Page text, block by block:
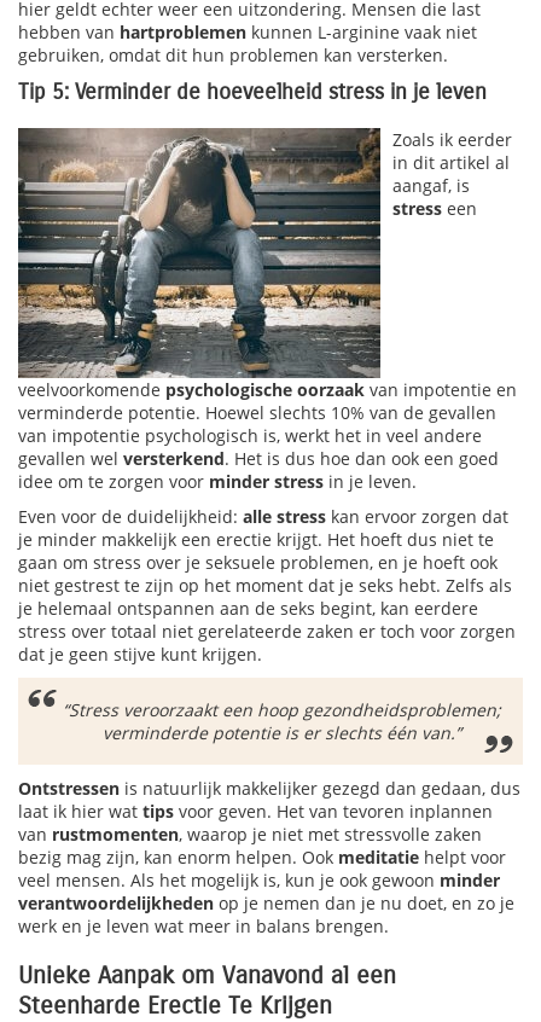
hier geldt echter weer een uitzondering. Mensen die last
hebben van hartproblemen kunnen L-arginine vaak niet
gebruiken, omdat dit hun problemen kan versterken.
Tip 5: Verminder de hoeveelheid stress in je leven
Zoals ik eerder
in dit artikel al
aangaf, is
stress een
veelvoorkomende psychologische oorzaak van impotentie en
verminderde potentie. Hoewel slechts 10% van de gevallen
van impotentie psychologisch is, werkt het in veel andere
gevallen wel versterkend. Het is dus hoe dan ook een goed
idee om te zorgen voor minder stress in je leven.
Even voor de duidelijkheid: alle stress kan ervoor zorgen dat
je minder makkelijk een erectie krijgt. Het hoeft dus niet te
gaan om stress over je seksuele problemen, en je hoeft ook
niet gestrest te zijn op het moment dat je seks hebt. Zelfs als
je helemaal ontspannen aan de seks begint, kan eerdere
stress over totaal niet gerelateerde zaken er toch voor zorgen
dat je geen stijve kunt krijgen.
“Stress veroorzaakt een hoop gezondheidsproblemen;
verminderde potentie is er slechts één van.”
Ontstressen is natuurlijk makkelijker gezegd dan gedaan, dus
laat ik hier wat tips voor geven. Het van tevoren inplannen
van rustmomenten, waarop je niet met stressvolle zaken
bezig mag zijn, kan enorm helpen. Ook meditatie helpt voor
veel mensen. Als het mogelijk is, kun je ook gewoon minder
verantwoordelijkheden op je nemen dan je nu doet, en zo je
werk en je leven wat meer in balans brengen.
Unieke Aanpak om Vanavond al een
Steenharde Erectie Te Krijgen